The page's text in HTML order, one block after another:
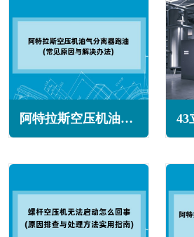
阿特拉斯空压机油气分离器跑油怎么回事(常见原因与解决办法)